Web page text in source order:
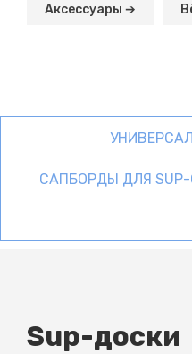
Аксессуары ➔
САПБОРДЫ ДЛЯ
Sup-доски